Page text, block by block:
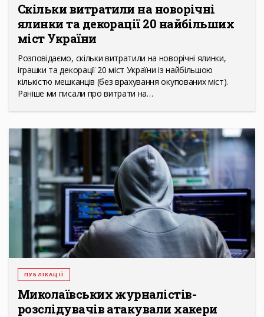
Скільки витратили на новорічні
ялинки та декорації 20 найбільших
міст України
Розповідаємо, скільки витратили на новорічні ялинки,
іграшки та декорації 20 міст України із найбільшою
кількістю мешканців (без врахування окупованих міст).
Раніше ми писали про витрати на…
ПУБЛІКАЦІЇ
Миколаївських журналістів-
розслідувачів атакували хакери